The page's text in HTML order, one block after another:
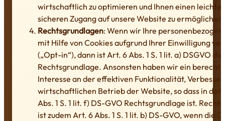
wirtschaftlich zu optimieren und Ihnen einen
sicheren Zugang auf unsere Website zu ermöglichen.
Rechtsgrundlagen: Wenn wir Ihre
mit Hilfe von Cookies aufgrund Ihrer Einwilligung
(„Opt-in“), dann ist Art. 6 Abs. 1 S. 1 lit. a) DSGVO die
Rechtsgrundlage. Ansonsten haben wir ein
Interesse an der effektiven Funktionalität,
wirtschaftlichen Betrieb der Website, so dass in
Abs. 1 S. 1 lit. f) DS-GVO Rechtsgrundlage ist.
ist zudem Art. 6 Abs. 1 S. 1 lit. b) DS-GVO, wenn die